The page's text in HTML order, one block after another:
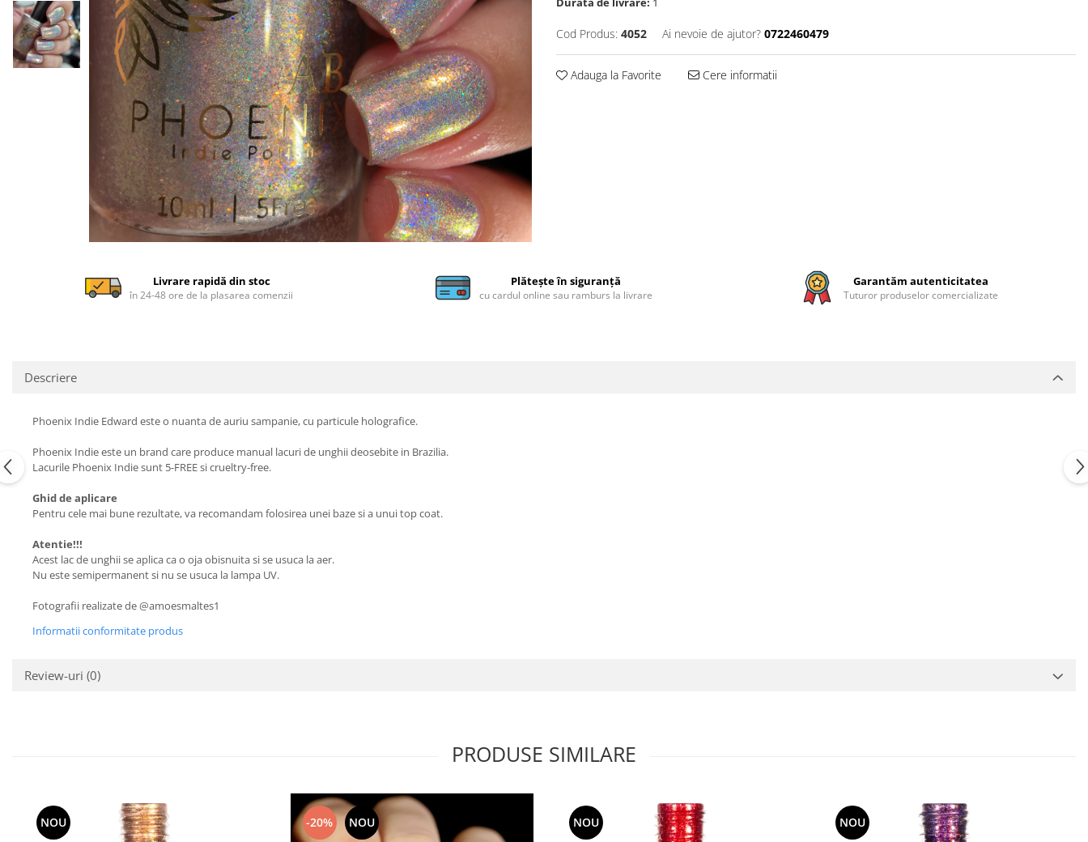
Cod Produs: 4052 Ai nevoie de ajutor? 0722460479
Adauga la Favorite Cere informatii
Livrare rapidă din stoc
în 24-48 ore de la plasarea comenzii
Plătește în siguranță
cu cardul online sau ramburs la livrare
Garantăm autenticitatea
Tuturor produselor comercializate
Descriere
Phoenix Indie Edward este o nuanta de auriu sampanie, cu particule holografice.
Phoenix Indie este un brand care produce manual lacuri de unghii deosebite in Brazilia.
Lacurile Phoenix Indie sunt 5-FREE si crueltry-free.
Ghid de aplicare
Pentru cele mai bune rezultate, va recomandam folosirea unei baze si a unui top coat.
Atentie!!!
Acest lac de unghii se aplica ca o oja obisnuita si se usuca la aer.
Nu este semipermanent si nu se usuca la lampa UV.
Fotografii realizate de @amoesmaltes1
Informatii conformitate produs
Review-uri (0)
PRODUSE SIMILARE
NOU -20% NOU NOU NOU